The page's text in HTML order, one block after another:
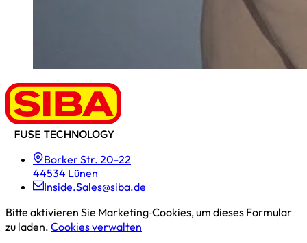
Borker Str. 20-22
44534 Lünen
Inside.Sales@siba.de
Bitte aktivieren Sie Marketing‑Cookies, um dieses Formular
zu laden. Cookies verwalten